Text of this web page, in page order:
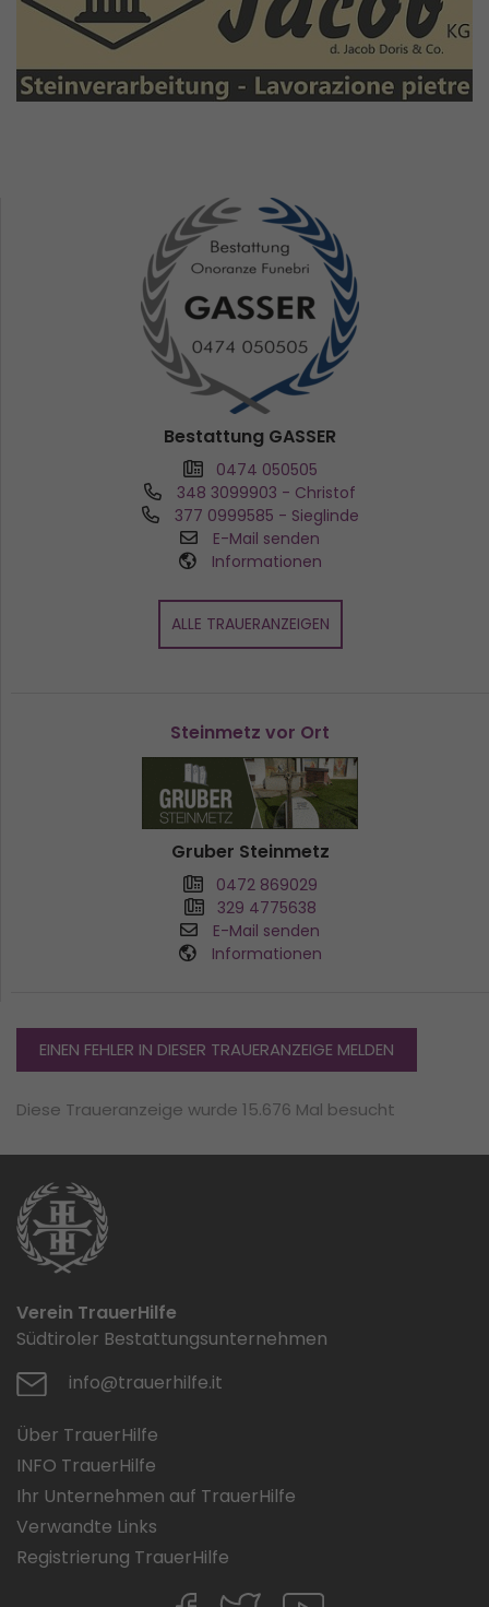
Bestattung GASSER
0474 050505
348 3099903 - Christof
377 0999585 - Sieglinde
E-Mail senden
Informationen
ALLE TRAUERANZEIGEN
Steinmetz vor Ort
Gruber Steinmetz
0472 869029
329 4775638
E-Mail senden
Informationen
EINEN FEHLER IN DIESER TRAUERANZEIGE MELDEN
Diese Traueranzeige wurde 15.676 Mal besucht
Verein TrauerHilfe
Südtiroler Bestattungsunternehmen
info@trauerhilfe.it
Über TrauerHilfe
INFO TrauerHilfe
Ihr Unternehmen auf TrauerHilfe
Verwandte Links
Registrierung TrauerHilfe